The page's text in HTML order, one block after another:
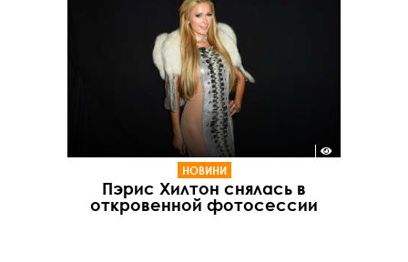
НОВИНИ
Пэрис Хилтон снялась в
откровенной фотосессии